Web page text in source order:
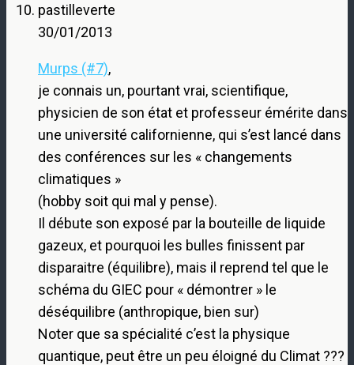
pastilleverte
30/01/2013
Murps (#7),
je connais un, pourtant vrai, scientifique,
physicien de son état et professeur émérite dans
une université californienne, qui s’est lancé dans
des conférences sur les « changements
climatiques »
(hobby soit qui mal y pense).
Il débute son exposé par la bouteille de liquide
gazeux, et pourquoi les bulles finissent par
disparaitre (équilibre), mais il reprend tel que le
schéma du GIEC pour « démontrer » le
déséquilibre (anthropique, bien sur)
Noter que sa spécialité c’est la physique
quantique, peut être un peu éloigné du Climat ???